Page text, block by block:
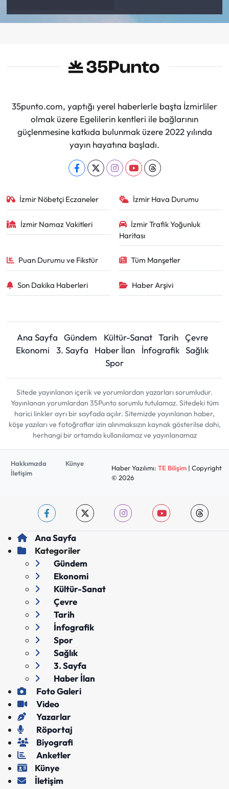
35punto.com, yaptığı yerel haberlerle başta İzmirliler
olmak üzere Egelilerin kentleri ile bağlarının
güçlenmesine katkıda bulunmak üzere 2022 yılında
yayın hayatına başladı.
İzmir Nöbetçi Eczaneler İzmir Hava Durumu
İzmir Namaz Vakitleri
İzmir Trafik Yoğunluk
Haritası
Puan Durumu ve Fikstür Tüm Manşetler
Son Dakika Haberleri Haber Arşivi
Ana Sayfa Gündem Kültür-Sanat Tarih
Çevre
Ekonomi
3. Sayfa Haber İlan İnfografik Sağlık
Spor
Sitede yayınlanan içerik ve yorumlardan yazarları sorumludur.
Yayınlanan yorumlardan 35Punto sorumlu tutulamaz. Sitedeki tüm
harici linkler ayrı bir sayfada açılır. Sitemizde yayınlanan haber,
köşe yazıları ve fotoğraflar izin alınmaksızın kaynak gösterilse dahi,
herhangi bir ortamda kullanılamaz ve yayınlanamaz
Hakkımızda
Künye
İletişim
Haber Yazılımı: TE Bilişim| Copyright
© 2026
Ana Sayfa
Kategoriler
Gündem
Ekonomi
Kültür-Sanat
Çevre
Tarih
İnfografik
Spor
Sağlık
3. Sayfa
Haber İlan
Foto Galeri
Video
Yazarlar
Röportaj
Biyografi
Anketler
Künye
İletişim